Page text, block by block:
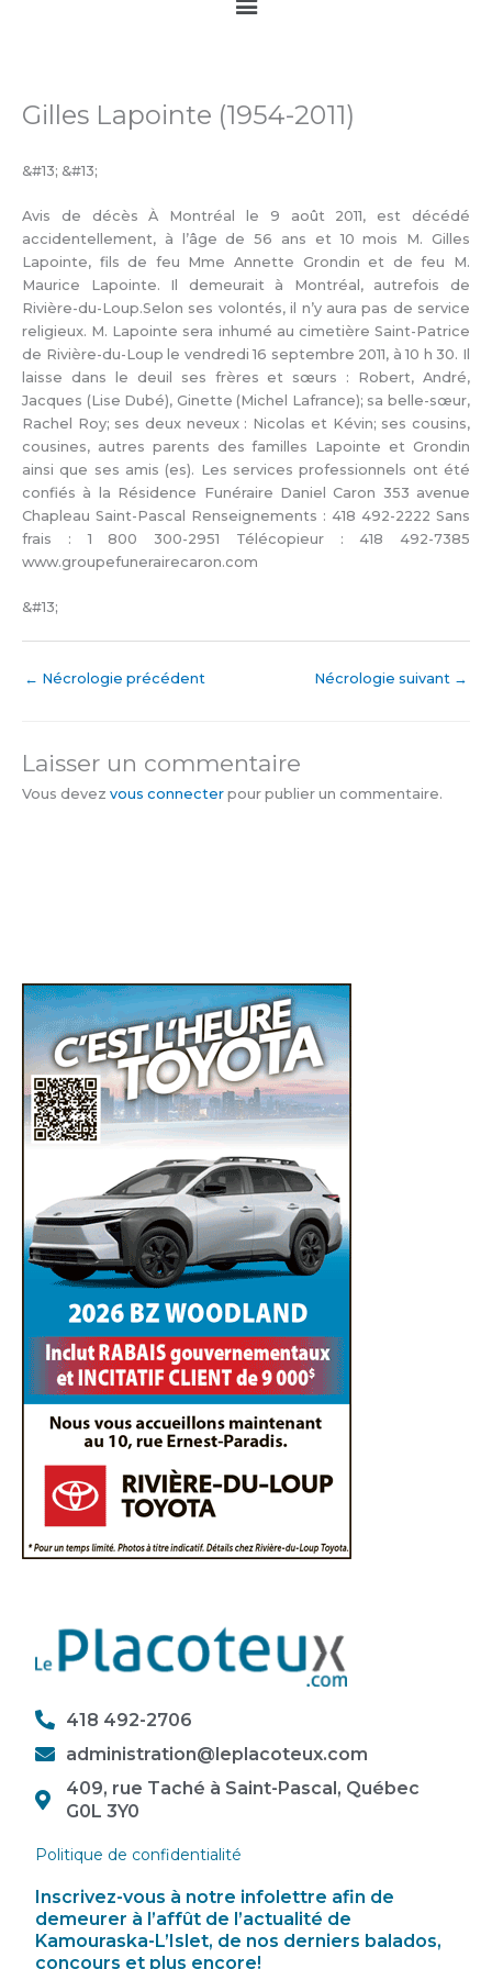
Gilles Lapointe (1954-2011)
&#13; &#13;
Avis de décès À Montréal le 9 août 2011, est décédé
accidentellement, à l’âge de 56 ans et 10 mois M. Gilles
Lapointe, fils de feu Mme Annette Grondin et de feu M.
Maurice Lapointe. Il demeurait à Montréal, autrefois de
Rivière-du-Loup.Selon ses volontés, il n’y aura pas de service
religieux. M. Lapointe sera inhumé au cimetière Saint-Patrice
de Rivière-du-Loup le vendredi 16 septembre 2011, à 10 h 30. Il
laisse dans le deuil ses frères et sœurs : Robert, André,
Jacques (Lise Dubé), Ginette (Michel Lafrance); sa belle-sœur,
Rachel Roy; ses deux neveux : Nicolas et Kévin; ses cousins,
cousines, autres parents des familles Lapointe et Grondin
ainsi que ses amis (es). Les services professionnels ont été
confiés à la Résidence Funéraire Daniel Caron 353 avenue
Chapleau Saint-Pascal Renseignements : 418 492-2222 Sans
frais : 1 800 300-2951 Télécopieur : 418 492-7385
www.groupefunerairecaron.com
&#13;
← Nécrologie précédent Nécrologie suivant →
Laisser un commentaire
Vous devez vous connecter pour publier un commentaire.
418 492-2706
administration@leplacoteux.com
409, rue Taché à Saint-Pascal, Québec
G0L 3Y0
Politique de confidentialité
Inscrivez-vous à notre infolettre afin de
demeurer à l’affût de l’actualité de
Kamouraska-L’Islet, de nos derniers balados,
concours et plus encore!